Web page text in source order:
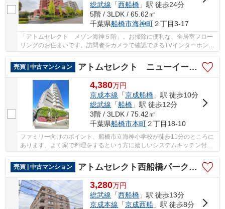
総武線 「西船橋 」駅 徒歩24分
5階 / 3LDK / 65.62㎡
千葉県船橋市海神町２丁目3-17
「アトムセレクト メゾン海神５階」。お掃除に便利な、全居室フロー
リングのお住まいです。訪問者をカメラで確認できるTVインターホン設
売買 | 中古マンション
アトムセレクト ニューイーストタワー船橋本町 3階
4,380万円
京成本線 「京成船橋 」駅 徒歩10分
総武線 「船橋 」駅 徒歩12分
3階 / 3LDK / 75.42㎡
千葉県船橋市本町２丁目18-10
ファミリー向けのポイント、船橋市立海神小学校が徒歩11分のところに
あります。よく家で料理をするという方に嬉しいシステムキッチン付き
売買 | 中古マンション
アトムセレクト西船橋パーク・ホームズ２階
3,280万円
総武線 「西船橋 」駅 徒歩13分
京成本線 「京成西船 」駅 徒歩8分